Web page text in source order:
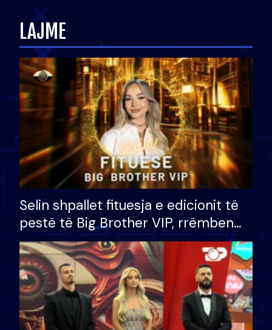
LAJME
Selin shpallet fituesja e edicionit të
pestë të Big Brother VIP, rrëmben
çmimin e madh prej 100 mijë eurosh